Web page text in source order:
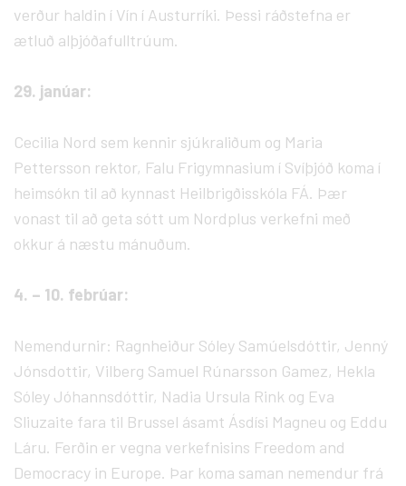
verður haldin í Vín í Austurríki. Þessi ráðstefna er
ætluð alþjóðafulltrúum.
29. janúar:
Cecilia Nord sem kennir sjúkraliðum og Maria
Pettersson rektor, Falu Frigymnasium í Svíþjóð koma í
heimsókn til að kynnast Heilbrigðisskóla FÁ. Þær
vonast til að geta sótt um Nordplus verkefni með
okkur á næstu mánuðum.
4. – 10. febrúar:
Nemendurnir: Ragnheiður Sóley Samúelsdóttir, Jenný
Jónsdottir, Vilberg Samuel Rúnarsson Gamez, Hekla
Sóley Jóhannsdóttir, Nadia Ursula Rink og Eva
Sliuzaite fara til Brussel ásamt Ásdísi Magneu og Eddu
Láru. Ferðin er vegna verkefnisins Freedom and
Democracy in Europe. Þar koma saman nemendur frá